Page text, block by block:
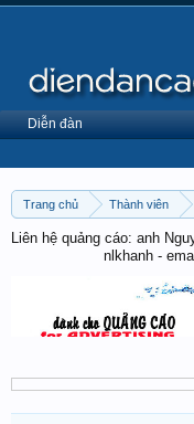
Trang chủ Thành viên
Liên hệ quảng cáo: anh
nlkhanh -
Diễn đàn